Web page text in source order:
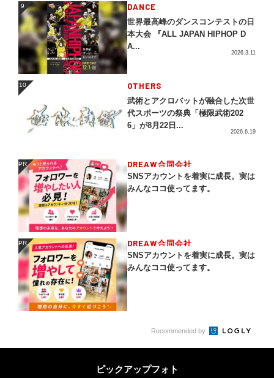
9 DANCE
世界最高峰のダンスコンテストの日
本大会 『ALL JAPAN HIPHOP D
A...
2026.3.11
10 OTHERS
武術とアクロバットが融合した次世
代スポーツの祭典「極限武術202
6」が8月22日...
2026.6.19
PR DREAW合同会社
SNSアカウントを着実に成長。実は
みんなココ使ってます。
PR DREAW合同会社
SNSアカウントを着実に成長。実は
みんなココ使ってます。
Recommended by
ピックアップフォト